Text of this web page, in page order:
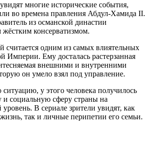
многие исторические события,
во времена правления Абдул-Хамида II.
из османской династии
жёстким консерватизмом.
считается одним из самых влиятельных
Империи. Ему досталась растерзанная
внешними и внутренними
он умело взял под управление.
у этого человека получилось
и социальную сферу страны на
В сериале зрители увидят, как
так и личные перипетии его семьи.